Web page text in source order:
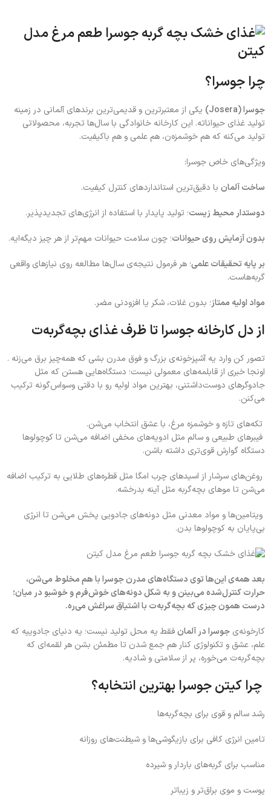
چرا جوسرا؟
جوسرا (Josera)
یکی از معتبرترین و قدیمی‌ترین برندهای آلمانی در زمینه
تولید غذای حیواناته. این کارخانه خانوادگی با سال‌ها تجربه، محصولاتی
تولید می‌کنه که هم خوشمزه‌ن، هم علمی و هم باکیفیت.
ویژگی‌های خاص جوسرا:
ساخت آلمان با دقیق‌ترین استانداردهای کنترل کیفیت.
دوستدار محیط زیست؛ تولید پایدار با استفاده از انرژی‌های تجدیدپذیر.
بدون آزمایش روی حیوانات؛ چون سلامت حیوانات مهم‌تر از هر چیز دیگه‌ایه.
بر پایه تحقیقات علمی؛ هر فرمول نتیجه‌ی سال‌ها مطالعه روی نیازهای واقعی
گربه‌هاست.
مواد اولیه ممتاز؛ بدون غلات، شکر یا افزودنی مضر.
از دل کارخانه جوسرا تا ظرف غذای بچه‌گربه‌ت
تصور کن وارد یه آشپزخونه‌ی بزرگ و فوق مدرن بشی که همه‌چیز برق می‌زنه .
اونجا خبری از قابلمه‌های معمولی نیست؛ دستگاه‌هایی هستن که مثل
جادوگرهای دوست‌داشتنی، بهترین مواد اولیه رو با دقتی وسواس‌گونه ترکیب
می‌کنن.
تکه‌های تازه و خوشمزه مرغ، با عشق انتخاب می‌شن.
فیبرهای طبیعی و سالم مثل ادویه‌های مخفی اضافه می‌شن تا کوچولوها
دستگاه گوارش قوی‌تری داشته باشن.
روغن‌های سرشار از اسیدهای چرب امگا مثل قطره‌های طلایی به ترکیب اضافه
می‌شن تا موهای بچه‌گربه مثل آینه بدرخشه.
ویتامین‌ها و مواد معدنی مثل دونه‌های جادویی پخش می‌شن تا انرژی
بی‌پایان به کوچولوها بدن.
بعد همه‌ی این‌ها توی دستگاه‌های مدرن جوسرا با هم مخلوط می‌شن،
حرارت کنترل‌شده می‌بینن و به شکل دونه‌های خوش‌فرم و خوشبو در میان؛
درست همون چیزی که بچه‌گربه‌ت با اشتیاق سراغش می‌ره.
کارخونه‌ی جوسرا در آلمانفقط یه محل تولید نیست؛ یه دنیای جادوییه که
علم، عشق و تکنولوژی کنار هم جمع شدن تا مطمئن بشن هر لقمه‌ای که
بچه‌گربه‌ت می‌خوره، پر از سلامتی و شادیه.
چرا کیتن جوسرا بهترین انتخابه؟
رشد سالم و قوی برای بچه‌گربه‌ها
تامین انرژی کافی برای بازیگوشی‌ها و شیطنت‌های روزانه
مناسب برای گربه‌های باردار و شیرده
پوست و موی براق‌تر و زیباتر